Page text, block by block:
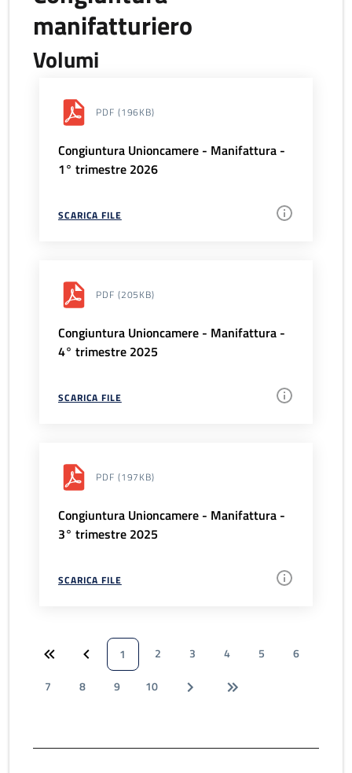
manifatturiero
Volumi
PDF (196KB)
Congiuntura Unioncamere - Manifattura -
1° trimestre 2026
SCARICA FILE
PDF (205KB)
Congiuntura Unioncamere - Manifattura -
4° trimestre 2025
SCARICA FILE
PDF (197KB)
Congiuntura Unioncamere - Manifattura -
3° trimestre 2025
SCARICA FILE
1 2 3 4 5
6
7
8 9 10